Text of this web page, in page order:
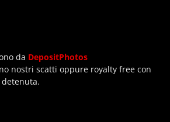
da DepositPhotos
nostri scatti oppure royalty free con